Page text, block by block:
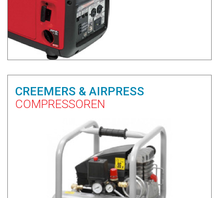
CREEMERS & AIRPRESS
COMPRESSOREN